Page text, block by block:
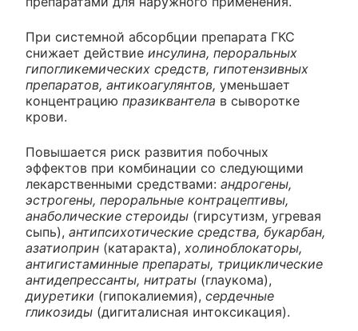
При системной абсорбции препарата ГКС
снижает действие инсулина, пероральных
гипогликемических средств, гипотензивных
препаратов, антикоагулянтов, уменьшает
концентрацию празиквантела в сыворотке
крови.
Повышается риск развития побочных
эффектов при комбинации со следующими
лекарственными средствами: андрогены,
эстрогены, пероральные контрацептивы,
анаболические стероиды (гирсутизм, угревая
сыпь), антипсихотические средства, букарбан,
азатиоприн (катаракта), холиноблокаторы,
антигистаминные препараты, трициклические
антидепрессанты, нитраты (глаукома),
диуретики (гипокалиемия), сердечные
гликозиды (дигиталисная интоксикация).